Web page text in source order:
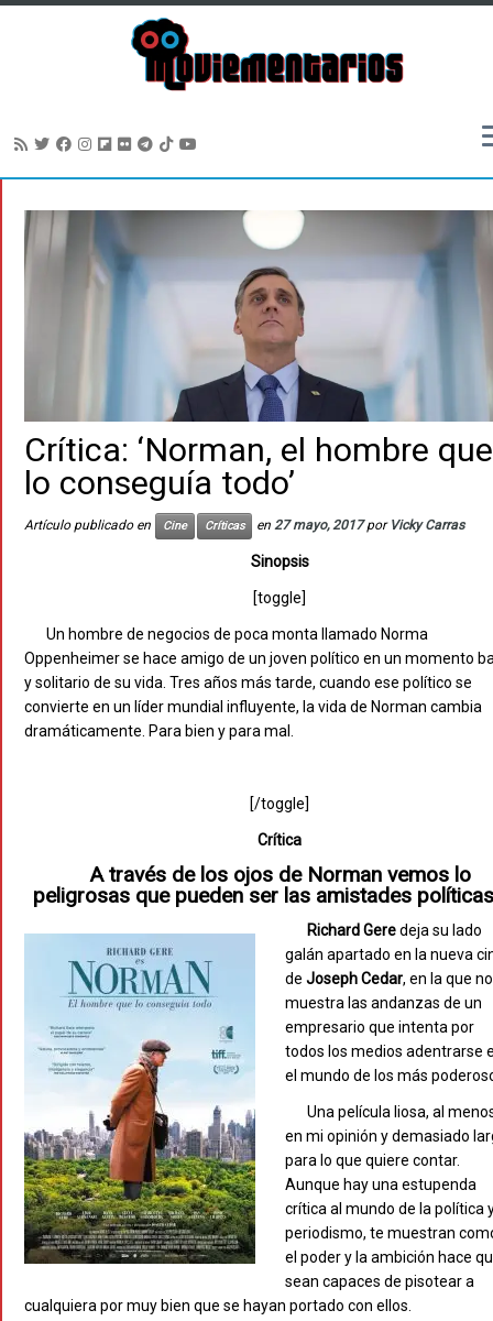
contenido
Crítica: ‘Norman, el hombre que
lo conseguía todo’
Artículo publicado en Cine Críticas en 27 mayo, 2017 por Vicky Carras
Sinopsis
[toggle]
Un hombre de negocios de poca monta llamado Norma
Oppenheimer se hace amigo de un joven político en un momento
y solitario de su vida. Tres años más tarde, cuando ese político se
convierte en un líder mundial influyente, la vida de Norman cambia
dramáticamente. Para bien y para mal.
[/toggle]
Crítica
A través de los ojos de Norman vemos lo
peligrosas que pueden ser las amistades
Richard Geredeja su lado
galán apartado en la nueva
deJoseph Cedar, en la que
muestra las andanzas de un
empresario que intenta por
todos los medios adentrarse
el mundo de los más
Una película liosa, al
en mi opinión y demasiado
para lo que quiere contar.
Aunque hay una estupenda
crítica al mundo de la política
periodismo, te muestran
el poder y la ambición hace
sean capaces de pisotear a
cualquiera por muy bien que se hayan portado con ellos.